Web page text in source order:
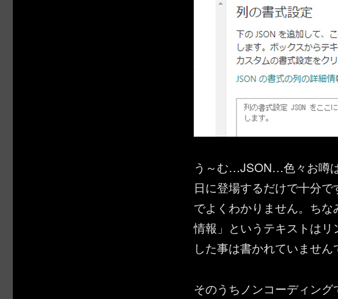
う～む…JSON…色々お噂
日に登場するだけで十分
でよくわかりません。ち
情報」というテキストは
した事は書かれていません
そのうちノンコーディン